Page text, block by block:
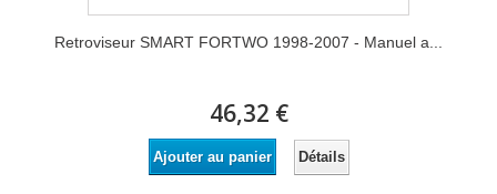
Retroviseur SMART FORTWO 1998-2007 - Manuel a...
46,32 €
Ajouter au panier Détails